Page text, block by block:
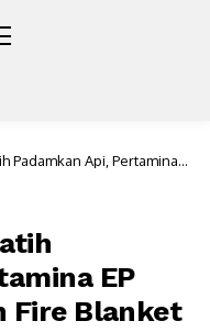
Padamkan Api, Pertamina
EP
Fire Blanket